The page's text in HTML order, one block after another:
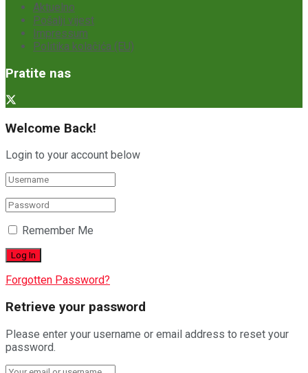
Aktuelno
Pošalji vijest
Impressum
Politika kolačića (EU)
Pratite nas
Welcome Back!
Login to your account below
Remember Me
Forgotten Password?
Retrieve your password
Please enter your username or email address to reset your
password.